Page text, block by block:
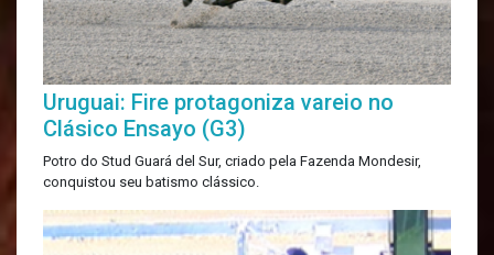
Uruguai: Fire protagoniza vareio no
Clásico Ensayo (G3)
Potro do Stud Guará del Sur, criado pela Fazenda Mondesir,
conquistou seu batismo clássico.